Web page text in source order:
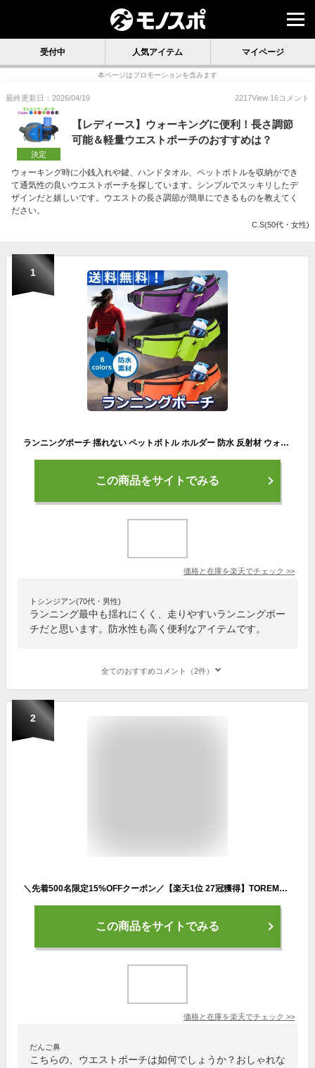
受付中 人気アイテム マイページ
本ページはプロモーションを含みます
最終更新日：2026/04/19 2217View 16コメント
決定
【レディース】ウォーキングに便利！長さ調節
可能＆軽量ウエストポーチのおすすめは？
ウォーキング時に小銭入れや鍵、ハンドタオル、ペットボトルを収納ができ
て通気性の良いウエストポーチを探しています。シンプルでスッキリしたデ
ザインだと嬉しいです。ウエストの長さ調節が簡単にできるものを教えてく
ださい。
C.S(50代・女性)
1
ランニングポーチ 揺れない ペットボトル ホルダー 防水 反射材 ウォーキング マラソン バッグ ウェストポーチ 斜め掛け ボディーバッグ スマホも入る レディース メンズ おしゃれ 30日保証
この商品をサイトでみる
価格と在庫を楽天でチェック >>
トシンジアン(70代・男性)
ランニング最中も揺れにくく、走りやすいランニングポー
チだと思います。防水性も高く便利なアイテムです。
全てのおすすめコメント（2件）
2
＼先着500名限定15%OFFクーポン／【楽天1位 27冠獲得】TOREMON ランニングポーチ ウエストポーチ 揺れない ランニングバッグ ジョギングポーチ 防水 ボトルポーチ ペットボトル 斜め掛け メンズ レディース スマホ iPhone ボディバッグ スポーツ ウォーキング マラソン 軽量
この商品をサイトでみる
価格と在庫を楽天でチェック >>
だんご鼻
こちらの、ウエストポーチは如何でしょうか？おしゃれな